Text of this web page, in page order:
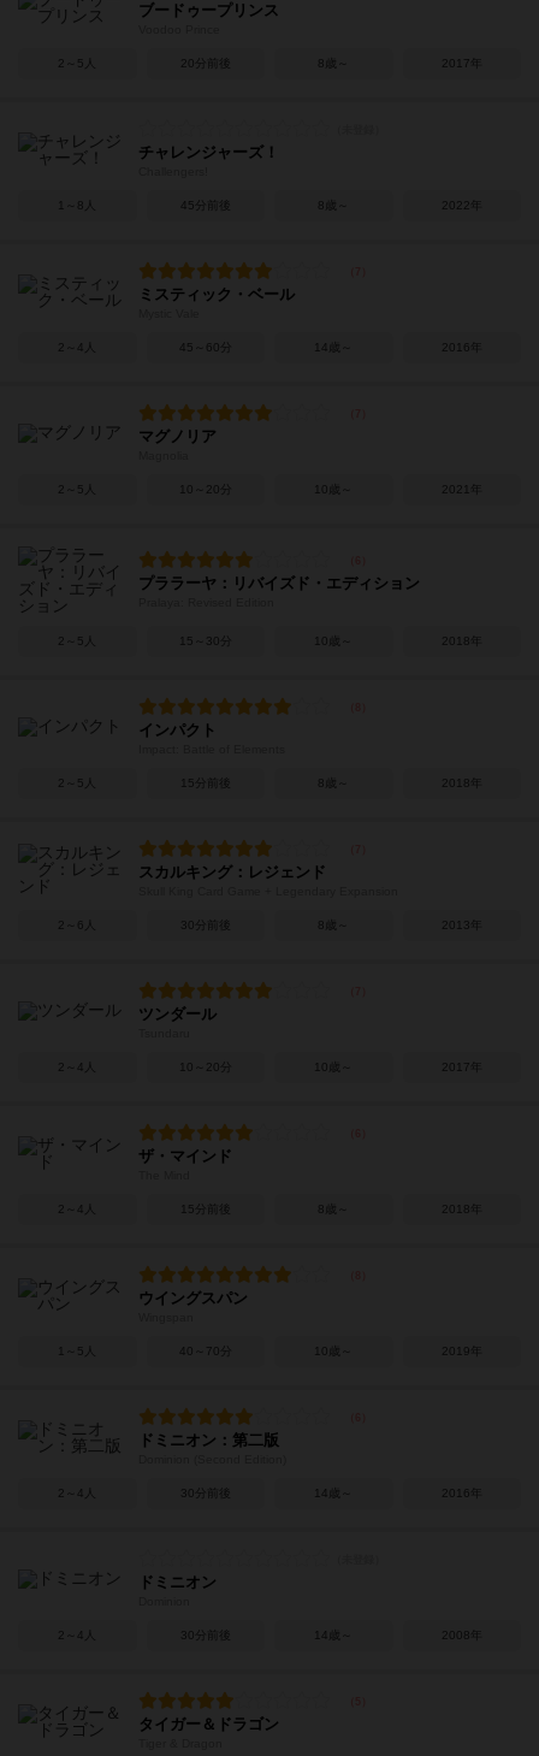
ブードゥープリンス
2～5人 20分前後 8歳～ 2017年
チャレンジャーズ！
1～8人 45分前後 8歳～ 2022年
ミスティック・ベール
2～4人 45～60分 14歳～ 2016年
マグノリア
2～5人 10～20分 10歳～ 2021年
プララーヤ：リバイズド・エディション
2～5人 15～30分 10歳～ 2018年
インパクト
2～5人 15分前後 8歳～ 2018年
スカルキング：レジェンド
2～6人 30分前後 8歳～ 2013年
ツンダール
2～4人 10～20分 10歳～ 2017年
ザ・マインド
2～4人 15分前後 8歳～ 2018年
ウイングスパン
1～5人 40～70分 10歳～ 2019年
ドミニオン：第二版
2～4人 30分前後 14歳～ 2016年
ドミニオン
2～4人 30分前後 14歳～ 2008年
タイガー＆ドラゴン